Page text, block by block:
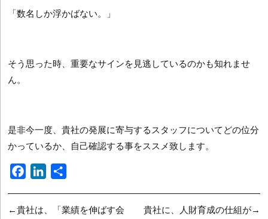
「数名しか浮かばない。」
そう思った時、重要なサインを見逃しているのかも知れませ
ん。
是非今一度、貴社の発展に寄与するスタッフについてどの位分
かっているか、自己確認する事をススメ致します。
投
貴社に、人財育成の仕組が
貴社は、「業績を伸ばす会